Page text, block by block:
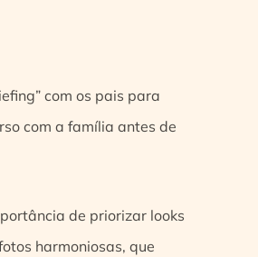
com os pais para
com a família antes de
de priorizar looks
harmoniosas, que